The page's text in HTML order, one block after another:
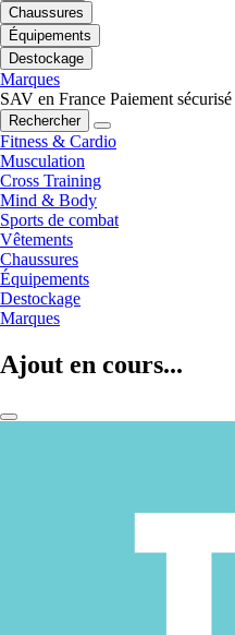
Chaussures
Équipements
Destockage
Marques
SAV en France Paiement sécurisé
Rechercher
Fitness & Cardio
Musculation
Cross Training
Mind & Body
Sports de combat
Vêtements
Chaussures
Équipements
Destockage
Marques
Ajout en cours...